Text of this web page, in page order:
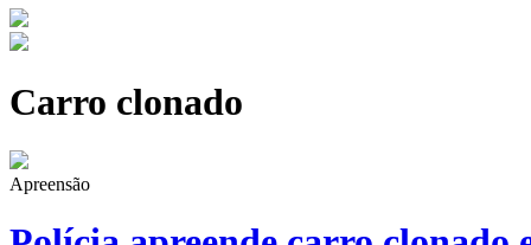
Carro clonado
Apreensão